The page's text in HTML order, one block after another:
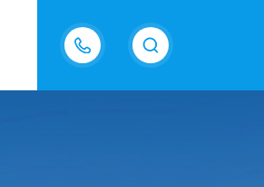
13687337808